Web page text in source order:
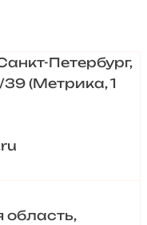
Петербург,
(Метрика, 1
область,